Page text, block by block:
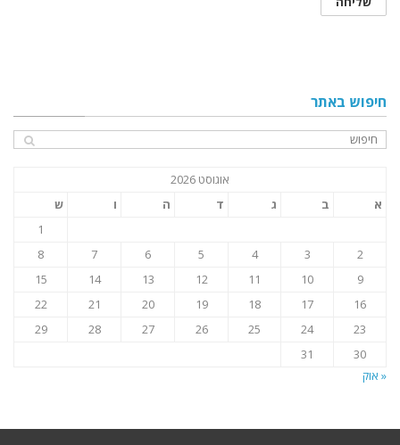
חיפוש באתר
אוגוסט 2026
א
ב ג ד ה ו
ש
1
2
3
4
5
6
7
8
9
10
11
12
13
14
15
16
17
18
19
20
21
22
23
24
25
26
27
28
29
30
31
« אוק